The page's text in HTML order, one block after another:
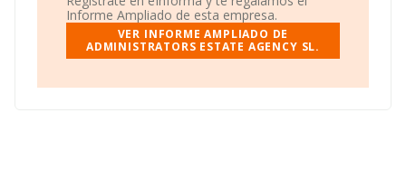
Candida Jimeno Gargallo núm. 5 3 D, (03001), Alicante,
Comunidad Valenciana.
En relación con el sector y disponiendo de los datos de
asciende a 686 millones de euros y el promedio de la
Informe Ampliado de esta empresa.
VER INFORME AMPLIADO DE
ADMINISTRATORS ESTATE AGENCY SL.